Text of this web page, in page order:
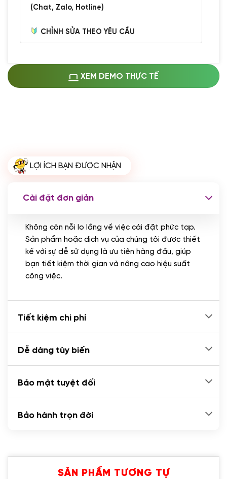
(Chat, Zalo, Hotline)
CHỈNH SỬA THEO YÊU CẦU
Thay logo + thông tin doanh nghiệp
(+100.000 VND)
(+200.000 VND)
CÀI ĐẶT PLUGINS
Cài đặt plugin theo yêu cầu
(+100.000 VND)
Cài plugin xử lý thanh toán tự động qua
XEM DEMO THỰC TẾ
LỢI ÍCH BẠN ĐƯỢC NHẬN
Cài đặt đơn giản
Không còn nỗi lo lắng về việc cài đặt phức tạp.
Sản phẩm hoặc dịch vụ của chúng tôi được thiết
kế với sự dễ sử dụng là ưu tiên hàng đầu, giúp
bạn tiết kiệm thời gian và nâng cao hiệu suất
công việc.
Tiết kiệm chi phí
Dễ dàng tùy biến
Bảo mật tuyệt đối
Bảo hành trọn đời
SẢN PHẨM TƯƠNG TỰ